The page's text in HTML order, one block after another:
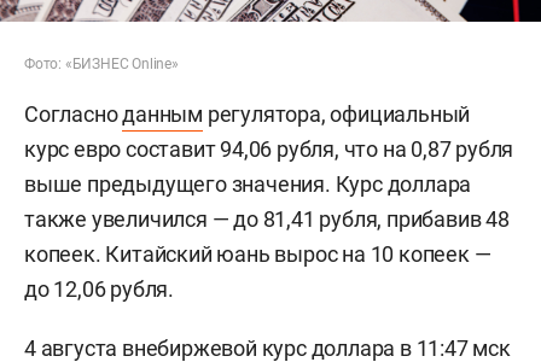
Фото: «БИЗНЕС Online»
Согласноданным регулятора, официальный
курс евро составит 94,06 рубля, что на 0,87 рубля
выше предыдущего значения. Курс доллара
также увеличился — до 81,41 рубля, прибавив 48
копеек. Китайский юань вырос на 10 копеек —
до 12,06 рубля.
4 августа внебиржевой курс доллара в 11:47 мск